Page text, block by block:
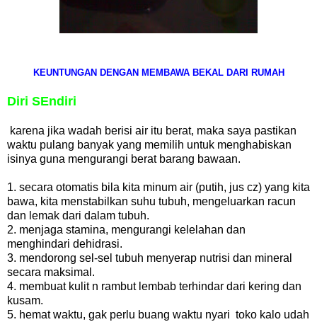
KEUNTUNGAN DENGAN MEMBAWA BEKAL DARI RUMAH
Diri SEndiri
karena jika wadah berisi air itu berat, maka saya pastikan
waktu pulang banyak yang memilih untuk menghabiskan
isinya guna mengurangi berat barang bawaan.
1. secara otomatis bila kita minum air (putih, jus cz) yang kita
bawa, kita menstabilkan suhu tubuh, mengeluarkan racun
dan lemak dari dalam tubuh.
2. menjaga stamina, mengurangi kelelahan dan
menghindari dehidrasi.
3. mendorong sel-sel tubuh menyerap nutrisi dan mineral
secara maksimal.
4. membuat kulit n rambut lembab terhindar dari kering dan
kusam.
5. hemat waktu, gak perlu buang waktu nyari toko kalo udah